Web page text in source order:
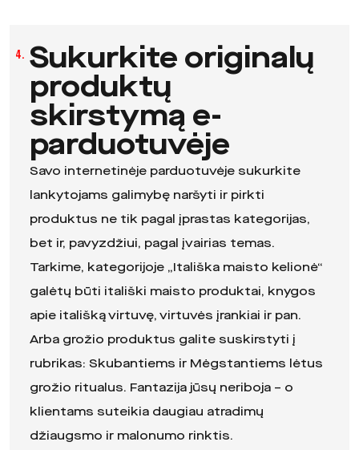
4. Sukurkite originalų
produktų
skirstymą e-
parduotuvėje
Savo internetinėje parduotuvėje sukurkite
lankytojams galimybę naršyti ir pirkti
produktus ne tik pagal įprastas kategorijas,
bet ir, pavyzdžiui, pagal įvairias temas.
Tarkime, kategorijoje „Itališka maisto kelionė“
galėtų būti itališki maisto produktai, knygos
apie itališką virtuvę, virtuvės įrankiai ir pan.
Arba grožio produktus galite suskirstyti į
rubrikas: Skubantiems ir Mėgstantiems lėtus
grožio ritualus. Fantazija jūsų neriboja – o
klientams suteikia daugiau atradimų
džiaugsmo ir malonumo rinktis.